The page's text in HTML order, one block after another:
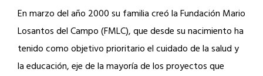
En marzo del año 2000 su familia creó la Fundación Mario
Losantos del Campo (FMLC), que desde su nacimiento ha
tenido como objetivo prioritario el cuidado de la salud y
la educación, eje de la mayoría de los proyectos que